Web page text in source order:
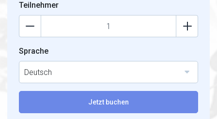
Teilnehmer
Sprache
Deutsch
Jetzt buchen